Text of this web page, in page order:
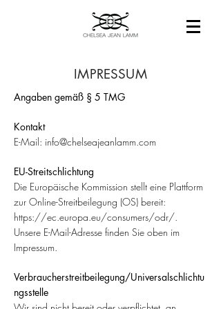
IMPRESSUM
Angaben gemäß § 5 TMG
Kontakt
E-Mail: info@chelseajeanlamm.com
EU-Streitschlichtung
Die Europäische Kommission stellt eine Plattform
zur Online-Streitbeilegung (OS) bereit:
https://ec.europa.eu/consumers/odr/.
Unsere E-Mail-Adresse finden Sie oben im
Impressum.
Verbraucherstreitbeilegung/Universalschlichtu
ngsstelle